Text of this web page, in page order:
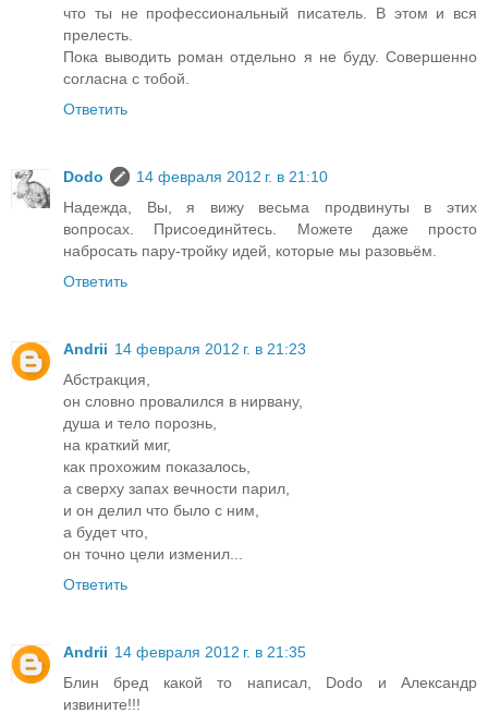
что ты не профессиональный писатель. В этом и вся
прелесть.
Пока выводить роман отдельно я не буду. Совершенно
согласна с тобой.
Ответить
Dodo
14 февраля 2012 г. в 21:10
Надежда, Вы, я вижу весьма продвинуты в этих
вопросах. Присоединйтесь. Можете даже просто
набросать пару-тройку идей, которые мы разовьём.
Ответить
Andrii 14 февраля 2012 г. в 21:23
Абстракция,
он словно провалился в нирвану,
душа и тело порознь,
на краткий миг,
как прохожим показалось,
а сверху запах вечности парил,
и он делил что было с ним,
а будет что,
он точно цели изменил...
Ответить
Andrii 14 февраля 2012 г. в 21:35
Блин бред какой то написал, Dodo и Александр
извините!!!